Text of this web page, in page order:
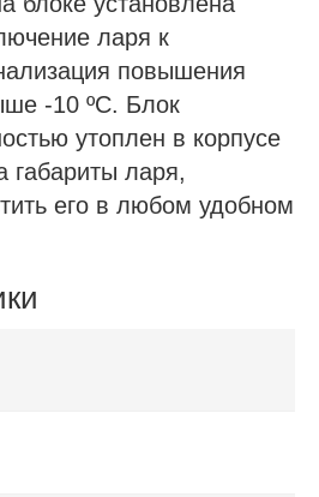
ларя к
повышения
-10 ºС. Блок
утоплен в корпусе
габариты ларя,
его в любом удобном